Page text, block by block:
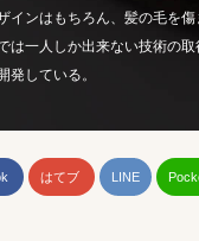
インはもちろん、髪の毛を
は一人しか出来ない技術の
発している。
はてブ LINE